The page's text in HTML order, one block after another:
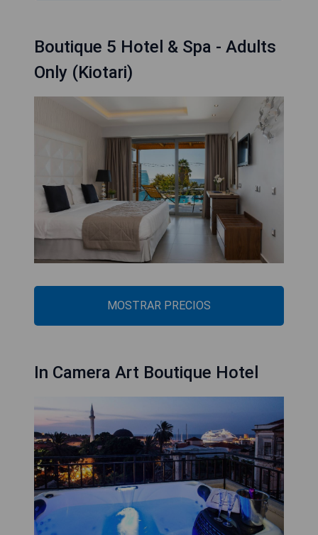
Boutique 5 Hotel & Spa - Adults
Only (Kiotari)
MOSTRAR PRECIOS
In Camera Art Boutique Hotel